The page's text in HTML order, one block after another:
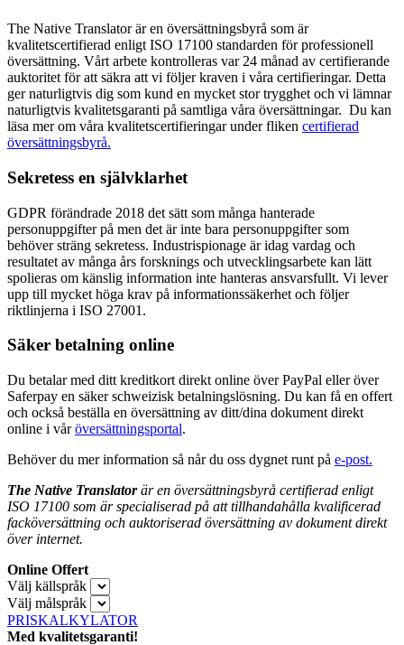
The Native Translator är en översättningsbyrå som är
kvalitetscertifierad enligt ISO 17100 standarden för professionell
översättning. Vårt arbete kontrolleras var 24 månad av certifierande
auktoritet för att säkra att vi följer kraven i våra certifieringar. Detta
ger naturligtvis dig som kund en mycket stor trygghet och vi lämnar
naturligtvis kvalitetsgaranti på samtliga våra översättningar. Du kan
läsa mer om våra kvalitetscertifieringar under fliken certifierad
översättningsbyrå.
Sekretess en självklarhet
GDPR förändrade 2018 det sätt som många hanterade
personuppgifter på men det är inte bara personuppgifter som
behöver sträng sekretess. Industrispionage är idag vardag och
resultatet av många års forsknings och utvecklingsarbete kan lätt
spolieras om känslig information inte hanteras ansvarsfullt. Vi lever
upp till mycket höga krav på informationssäkerhet och följer
riktlinjerna i ISO 27001.
Säker betalning online
Du betalar med ditt kreditkort direkt online över PayPal eller över
Saferpay en säker schweizisk betalningslösning. Du kan få en offert
och också beställa en översättning av ditt/dina dokument direkt
online i våröversättningsportal.
Behöver du mer information så når du oss dygnet runt på e-post.
The Native Translatorär en översättningsbyrå certifierad enligt
ISO 17100 som är specialiserad på att tillhandahålla kvalificerad
facköversättning och auktoriserad översättning av dokument direkt
över internet.
Online Offert
Välj källspråk
Välj målspråk
PRISKALKYLATOR
Med kvalitetsgaranti!